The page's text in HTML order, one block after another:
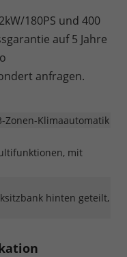
180PS und 400
auf 5 Jahre
anfragen.
Zonen-Klimaautomatik
mit
hinten geteilt,